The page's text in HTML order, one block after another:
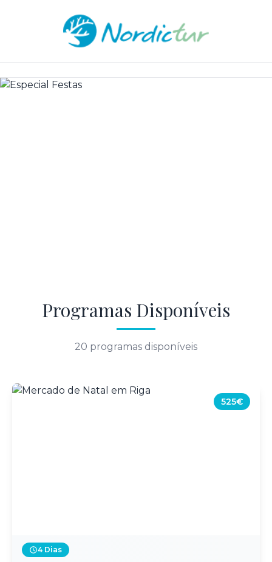
Programas Disponíveis
20 programas disponíveis
525€
4 Dias